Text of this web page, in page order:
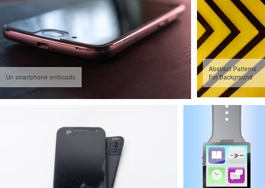
Un smartphone enfocado
Abstract Patterns
For Background